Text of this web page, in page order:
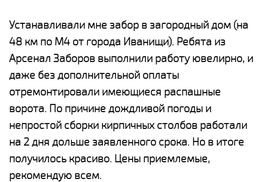
Устанавливали мне забор в загородный дом (на
48 км по М4 от города Иванищи). Ребята из
Арсенал Заборов выполнили работу ювелирно, и
даже без дополнительной оплаты
отремонтировали имеющиеся распашные
ворота. По причине дождливой погоды и
непростой сборки кирпичных столбов работали
на 2 дня дольше заявленного срока. Но в итоге
получилось красиво. Цены приемлемые,
рекомендую всем.